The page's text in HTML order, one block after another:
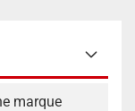
marque